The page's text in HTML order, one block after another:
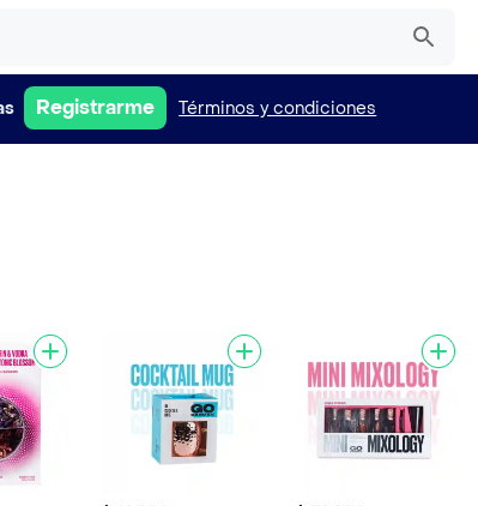
Registrarme Términos y condiciones